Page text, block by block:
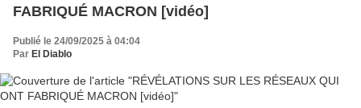
FABRIQUÉ MACRON [vidéo]
Publié le 24/09/2025 à 04:04
Par El Diablo